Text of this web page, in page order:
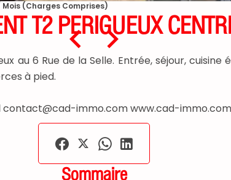
Mois (Charges Comprises)
T2 PERIGUEUX
au 6 Rue de la Selle. Entrée, séjour,
à pied.
contact@cad-immo.com www.cad-
Sommaire